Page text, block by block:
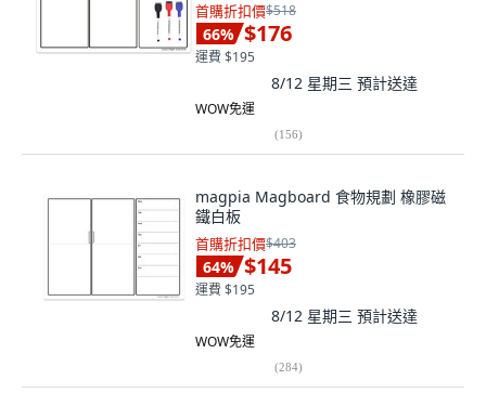
首購折扣價$518
66% $176
運費 $195
8/12 星期三 預計送達
WOW免運
(156)
magpia Magboard 食物規劃 橡膠磁
鐵白板
首購折扣價$403
64% $145
運費 $195
8/12 星期三 預計送達
WOW免運
(284)